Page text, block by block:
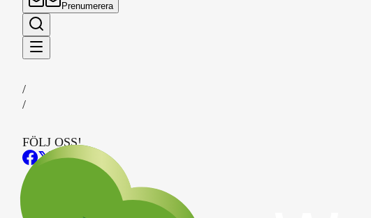
Prenumerera
/
/
FÖLJ OSS!